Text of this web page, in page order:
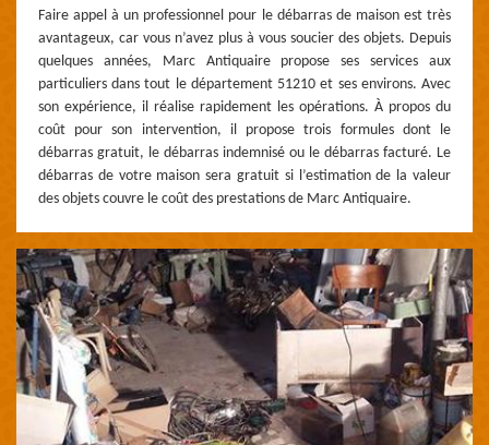
Faire appel à un professionnel pour le débarras de maison est très
avantageux, car vous n’avez plus à vous soucier des objets. Depuis
quelques années, Marc Antiquaire propose ses services aux
particuliers dans tout le département 51210 et ses environs. Avec
son expérience, il réalise rapidement les opérations. À propos du
coût pour son intervention, il propose trois formules dont le
débarras gratuit, le débarras indemnisé ou le débarras facturé. Le
débarras de votre maison sera gratuit si l’estimation de la valeur
des objets couvre le coût des prestations de Marc Antiquaire.